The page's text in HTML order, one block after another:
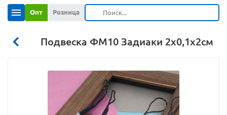
Опт Розница
Подвеска ФМ10 Задиаки 2х0,1х2см